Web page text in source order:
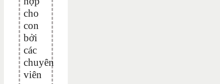
cho
con
bởi
các
chuyên
viên